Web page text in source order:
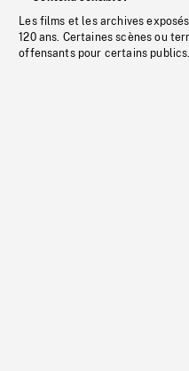
Les films et les archives
120 ans. Certaines scènes ou
offensants pour certains publics.